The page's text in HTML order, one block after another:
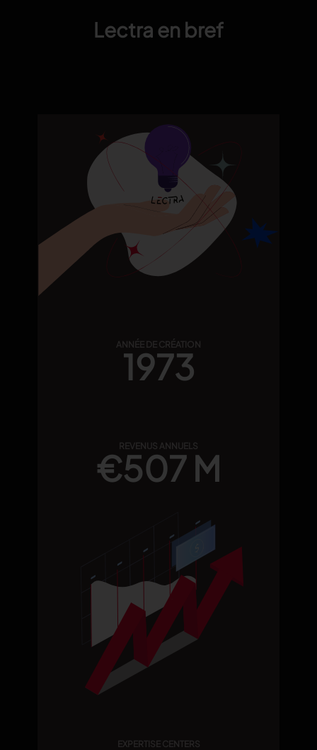
Lectra en bref
ANNÉE DE CRÉATION
1973
REVENUS ANNUELS
€507 M
EXPERTISE CENTERS